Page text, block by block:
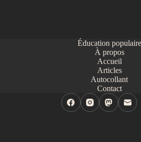
Éducation populaire
À propos
Accueil
Articles
Autocollant
Contact